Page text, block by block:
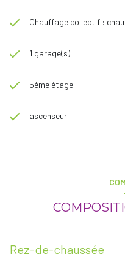
Chauffage collectif :
1 garage(s)
5ème étage
ascenseur
Rez-de-chaussée